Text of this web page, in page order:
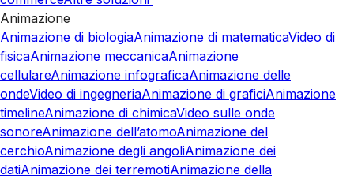
Animazione
Animazione di biologiaAnimazione di matematicaVideo di
fisicaAnimazione meccanicaAnimazione
cellulareAnimazione infograficaAnimazione delle
ondeVideo di ingegneriaAnimazione di graficiAnimazione
timelineAnimazione di chimicaVideo sulle onde
sonoreAnimazione dell’atomoAnimazione del
cerchioAnimazione degli angoliAnimazione dei
datiAnimazione dei terremotiAnimazione della